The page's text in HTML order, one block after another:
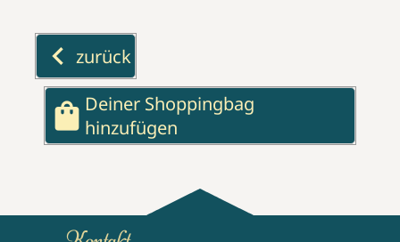
keyboard_arrow_left zurück
shopping_bag Deiner Shoppingbag
hinzufügen